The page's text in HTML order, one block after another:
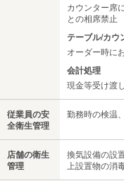
カウンター席
との相席禁止
テーブル/カウ
オーダー時に
会計処理
現金等受け渡
従業員の安
全衛生管理
勤務時の検温
店舗の衛生
管理
換気設備の設
上設置物の消